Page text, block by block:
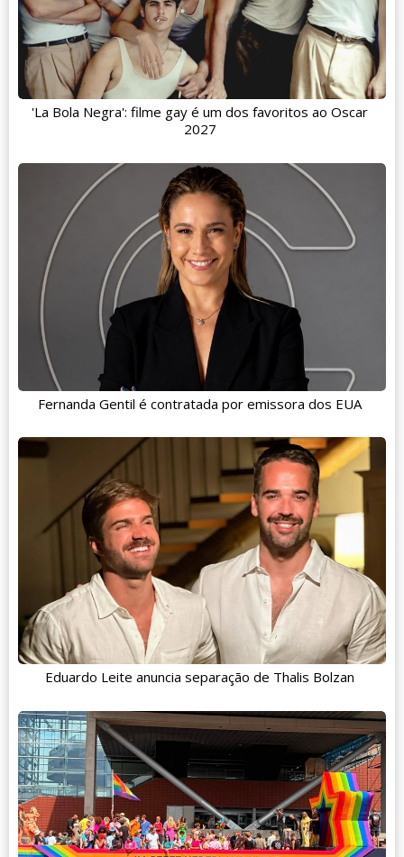
'La Bola Negra': filme gay é um dos favoritos ao Oscar
2027
Fernanda Gentil é contratada por emissora dos EUA
Eduardo Leite anuncia separação de Thalis Bolzan